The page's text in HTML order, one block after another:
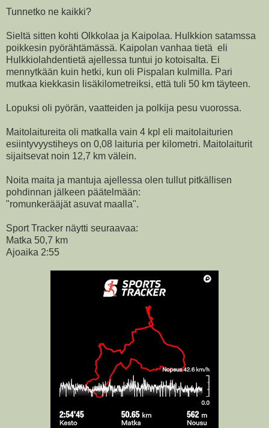
Tunnetko ne kaikki?
Sieltä sitten kohti Olkkolaa ja Kaipolaa. Hulkkion satamssa
poikkesin pyörähtämässä. Kaipolan vanhaa tietä eli
Hulkkiolahdentietä ajellessa tuntui jo kotoisalta. Ei
mennytkään kuin hetki, kun oli Pispalan kulmilla. Pari
mutkaa kiekkasin lisäkilometreiksi, että tuli 50 km täyteen.
Lopuksi oli pyörän, vaatteiden ja polkija pesu vuorossa.
Maitolaitureita oli matkalla vain 4 kpl eli maitolaiturien
esiintyvyystiheys on 0,08 laituria per kilometri. Maitolaiturit
sijaitsevat noin 12,7 km välein.
Noita maita ja mantuja ajellessa olen tullut pitkällisen
pohdinnan jälkeen päätelmään:
"romunkerääjät asuvat maalla".
Sport Tracker näytti seuraavaa:
Matka 50,7 km
Ajoaika 2:55